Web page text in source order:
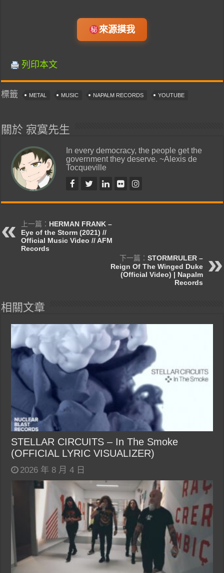
來源摸我
列印本文
標籤 METAL MUSIC NAPALM RECORDS YOUTUBE
關於 寂寞先生
In every democracy, the people get the
government they deserve. ~Alexis de
Tocqueville
上一篇： HERMAN FRANK –
Eye of the Storm (2021) //
Official Music Video // AFM
Records
下一篇： STORMRULER –
Reign Of The Winged Duke
(Official Video) | Napalm
Records
相關文章
STELLAR CIRCUITS – In The Smoke
(OFFICIAL LYRIC VISUALIZER)
2026 年 8 月 4 日